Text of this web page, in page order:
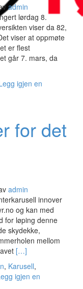
admin
lørdag 8.
viser da 82,
viser at oppmøte
er flest
går 7. mars, da
igjen en
for det
admin
innover
og kan med
for løping denne
skydekke,
mellom
Les
omGode
værutsikter
[…]
, Karusell,
igjen en